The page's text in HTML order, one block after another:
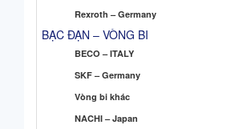
Rexroth – Germany
BẠC ĐẠN – VÒNG BI
BECO – ITALY
SKF – Germany
Vòng bi khác
NACHI – Japan